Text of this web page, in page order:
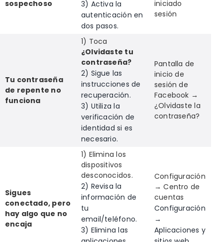
sospechoso
3) Activa la
autenticación en
dos pasos.
iniciado
sesión
Tu contraseña
de repente no
funciona
1) Toca
¿Olvidaste tu
contraseña?
2) Sigue las
instrucciones de
recuperación.
3) Utiliza la
verificación de
identidad si es
necesario.
Pantalla de
inicio de
sesión de
Facebook →
¿Olvidaste la
contraseña?
Sigues
conectado, pero
hay algo que no
encaja
1) Elimina los
dispositivos
desconocidos.
2) Revisa la
información de
tu
email/teléfono.
3) Elimina las
Configuración
→ Centro de
cuentas
Configuración
→
Aplicaciones y